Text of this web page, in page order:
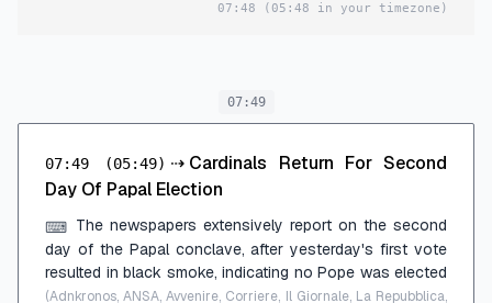
07:48 (05:48 in your timezone)
07:49
07:49 (05:49) ⇢ Cardinals Return For Second
Day Of Papal Election
⌨ The newspapers extensively report on the second
day of the Papal conclave, after yesterday's first vote
resulted in black smoke, indicating no Pope was elected
(Adnkronos, ANSA, Avvenire, Corriere, Il Giornale, La Repubblica,